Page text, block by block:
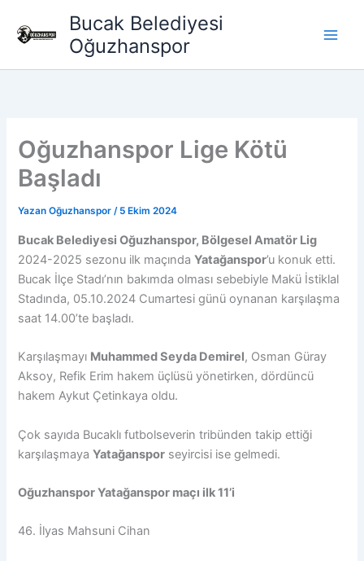
atla
Bucak Belediyesi
Oğuzhanspor
Oğuzhanspor Lige Kötü
Başladı
Yazan Oğuzhanspor/ 5 Ekim 2024
Bucak Belediyesi Oğuzhanspor, Bölgesel Amatör Lig
2024-2025 sezonu ilk maçındaYatağanspor’u konuk etti.
Bucak İlçe Stadı’nın bakımda olması sebebiyle Makü İstiklal
Stadında, 05.10.2024 Cumartesi günü oynanan karşılaşma
saat 14.00’te başladı.
Karşılaşmayı Muhammed Seyda Demirel, Osman Güray
Aksoy, Refik Erim hakem üçlüsü yönetirken, dördüncü
hakem Aykut Çetinkaya oldu.
Çok sayıda Bucaklı futbolseverin tribünden takip ettiği
karşılaşmayaYatağanspor seyircisi ise gelmedi.
Oğuzhanspor Yatağanspor maçı ilk 11’i
46. İlyas Mahsuni Cihan